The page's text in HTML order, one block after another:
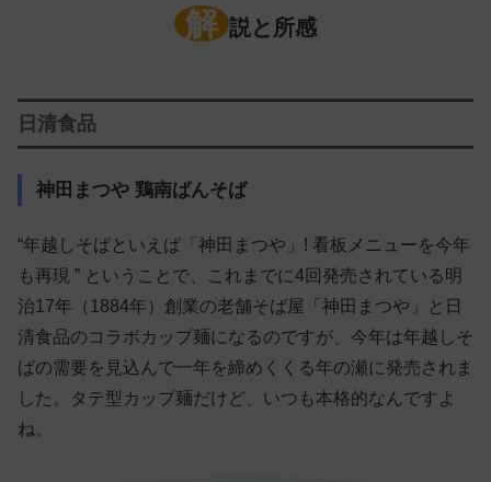
解 説と所感
日清食品
神田まつや 鶏南ばんそば
“年越しそばといえば「神田まつや」! 看板メニューを今年
も再現 ” ということで、これまでに4回発売されている明
治17年（1884年）創業の老舗そば屋「神田まつや」と日
清食品のコラボカップ麺になるのですが、今年は年越しそ
ばの需要を見込んで一年を締めくくる年の瀬に発売されま
した。タテ型カップ麺だけど、いつも本格的なんですよ
ね。